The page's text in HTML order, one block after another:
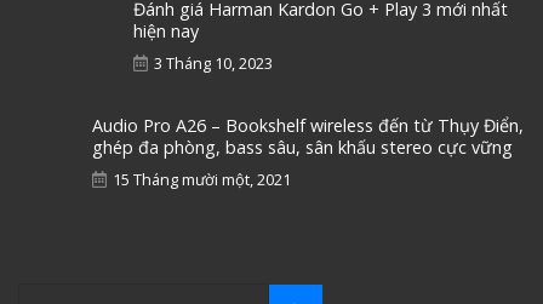
Đánh giá Harman Kardon Go + Play 3 mới nhất
hiện nay
3 Tháng 10, 2023
Audio Pro A26 – Bookshelf wireless đến từ Thụy Điển,
ghép đa phòng, bass sâu, sân khấu stereo cực vững
15 Tháng mười một, 2021